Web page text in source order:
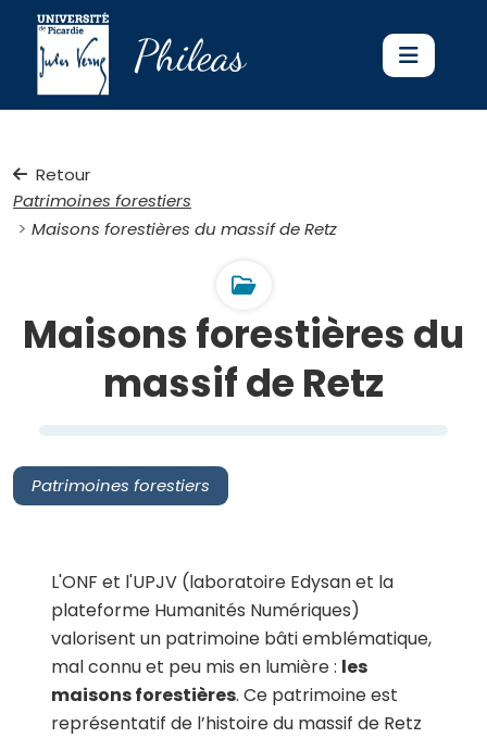
Phileas
Retour
Patrimoines forestiers
Maisons forestières du massif de Retz
Maisons forestières du
massif de Retz
Patrimoines forestiers
L'ONF et l'UPJV (laboratoire Edysan et la
plateforme Humanités Numériques)
valorisent un patrimoine bâti emblématique,
mal connu et peu mis en lumière : les
maisons forestières. Ce patrimoine est
représentatif de l’histoire du massif de Retz